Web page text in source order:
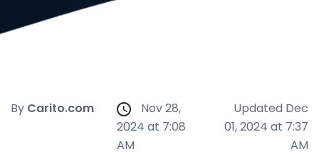
By Carito.com
Nov 28,
2024 at 7:08
AM
Updated Dec
01, 2024 at 7:37
AM